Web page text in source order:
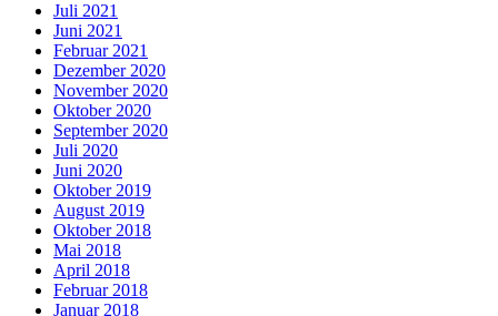
Juli 2021
Juni 2021
Februar 2021
Dezember 2020
November 2020
Oktober 2020
September 2020
Juli 2020
Juni 2020
Oktober 2019
August 2019
Oktober 2018
Mai 2018
April 2018
Februar 2018
Januar 2018